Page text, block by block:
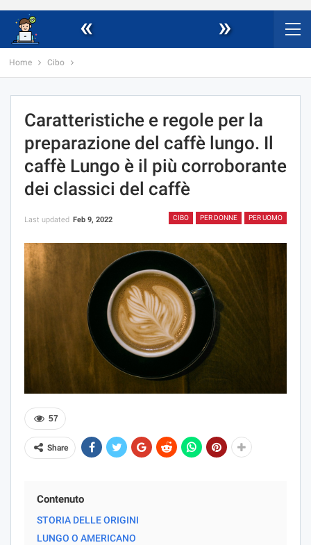
« »
Home Cibo
Caratteristiche e regole per la
preparazione del caffè lungo. Il
caffè Lungo è il più corroborante
dei classici del caffè
CIBO PER DONNE PER UOMO
Last updated Feb 9, 2022
57
Share
Contenuto
STORIA DELLE ORIGINI
LUNGO O AMERICANO